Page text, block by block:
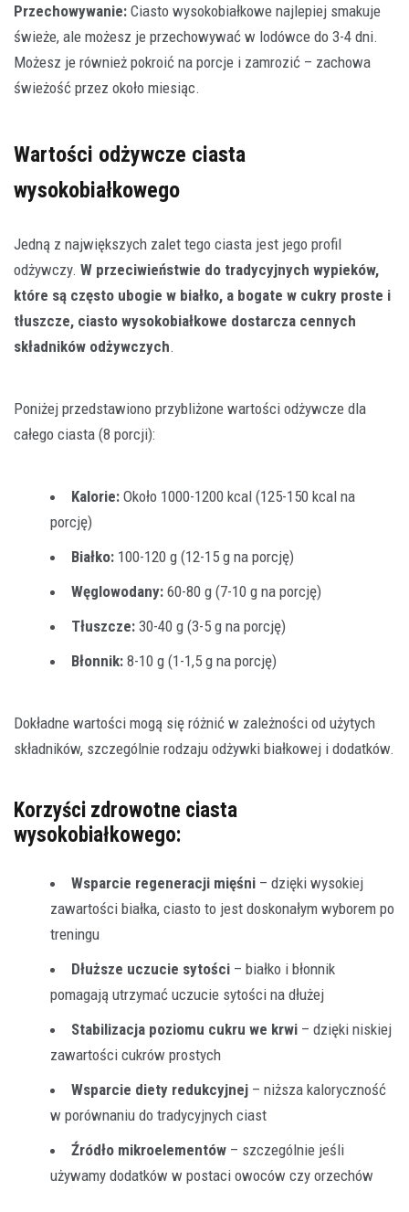
Przechowywanie: Ciasto wysokobiałkowe najlepiej smakuje
świeże, ale możesz je przechowywać w lodówce do 3-4 dni.
Możesz je również pokroić na porcje i zamrozić – zachowa
świeżość przez około miesiąc.
Wartości odżywcze ciasta
wysokobiałkowego
Jedną z największych zalet tego ciasta jest jego profil
odżywczy. W przeciwieństwie do tradycyjnych wypieków,
które są często ubogie w białko, a bogate w cukry proste i
tłuszcze, ciasto wysokobiałkowe dostarcza cennych
składników odżywczych.
Poniżej przedstawiono przybliżone wartości odżywcze dla
całego ciasta (8 porcji):
Kalorie: Około 1000-1200 kcal (125-150 kcal na
porcję)
Białko: 100-120 g (12-15 g na porcję)
Węglowodany: 60-80 g (7-10 g na porcję)
Tłuszcze: 30-40 g (3-5 g na porcję)
Błonnik: 8-10 g (1-1,5 g na porcję)
Dokładne wartości mogą się różnić w zależności od użytych
składników, szczególnie rodzaju odżywki białkowej i dodatków.
Korzyści zdrowotne ciasta
wysokobiałkowego:
Wsparcie regeneracji mięśni – dzięki wysokiej
zawartości białka, ciasto to jest doskonałym wyborem po
treningu
Dłuższe uczucie sytości – białko i błonnik
pomagają utrzymać uczucie sytości na dłużej
Stabilizacja poziomu cukru we krwi – dzięki niskiej
zawartości cukrów prostych
Wsparcie diety redukcyjnej – niższa kaloryczność
w porównaniu do tradycyjnych ciast
Źródło mikroelementów – szczególnie jeśli
używamy dodatków w postaci owoców czy orzechów